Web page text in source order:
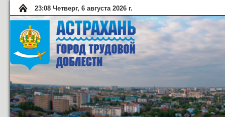
23:08 Четверг, 6 августа 2026 г.